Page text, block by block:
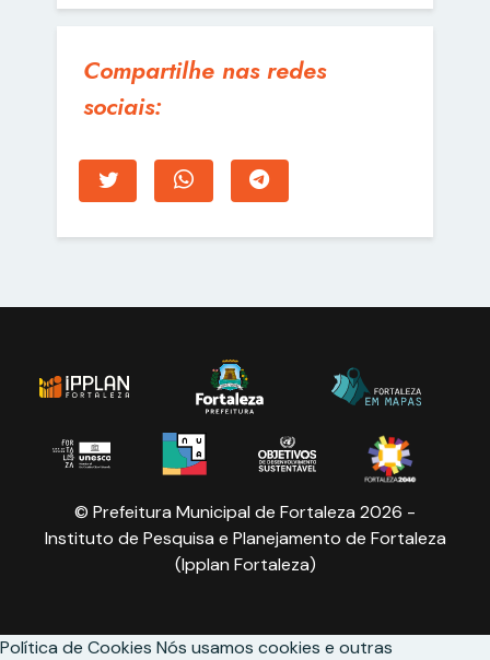
Compartilhe nas redes
sociais:
© Prefeitura Municipal de Fortaleza 2026 -
Instituto de Pesquisa e Planejamento de Fortaleza
(Ipplan Fortaleza)
Política de Cookies Nós usamos cookies e outras